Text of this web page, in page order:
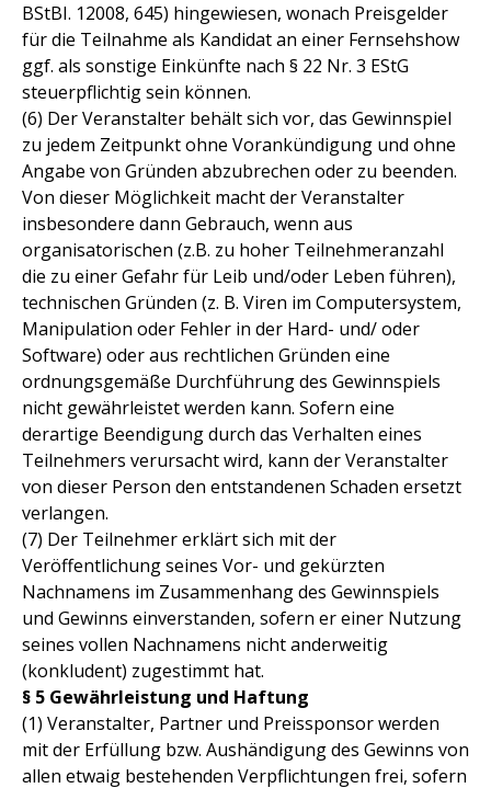
BStBI. 12008, 645) hingewiesen, wonach Preisgelder
für die Teilnahme als Kandidat an einer Fernsehshow
ggf. als sonstige Einkünfte nach § 22 Nr. 3 EStG
steuerpflichtig sein können.
(6) Der Veranstalter behält sich vor, das Gewinnspiel
zu jedem Zeitpunkt ohne Vorankündigung und ohne
Angabe von Gründen abzubrechen oder zu beenden.
Von dieser Möglichkeit macht der Veranstalter
insbesondere dann Gebrauch, wenn aus
organisatorischen (z.B. zu hoher Teilnehmeranzahl
die zu einer Gefahr für Leib und/oder Leben führen),
technischen Gründen (z. B. Viren im Computersystem,
Manipulation oder Fehler in der Hard- und/ oder
Software) oder aus rechtlichen Gründen eine
ordnungsgemäße Durchführung des Gewinnspiels
nicht gewährleistet werden kann. Sofern eine
derartige Beendigung durch das Verhalten eines
Teilnehmers verursacht wird, kann der Veranstalter
von dieser Person den entstandenen Schaden ersetzt
verlangen.
(7) Der Teilnehmer erklärt sich mit der
Veröffentlichung seines Vor- und gekürzten
Nachnamens im Zusammenhang des Gewinnspiels
und Gewinns einverstanden, sofern er einer Nutzung
seines vollen Nachnamens nicht anderweitig
(konkludent) zugestimmt hat.
§ 5 Gewährleistung und Haftung
(1) Veranstalter, Partner und Preissponsor werden
mit der Erfüllung bzw. Aushändigung des Gewinns von
allen etwaig bestehenden Verpflichtungen frei, sofern